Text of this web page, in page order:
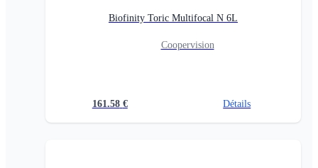
Biofinity Toric Multifocal N 6L
Coopervision
161.58 € Détails